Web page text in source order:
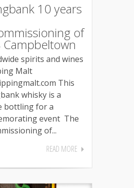
10 years
of
Campbeltown
spirits and wines
Malt
This
whisky is a
bottling for a
event The
of...
READ MORE